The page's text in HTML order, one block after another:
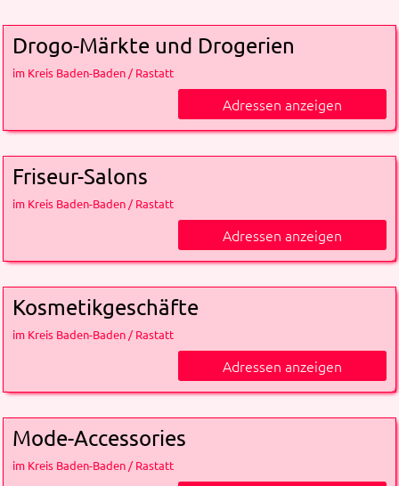
Drogo-Märkte und Drogerien
im Kreis Baden-Baden / Rastatt
Adressen anzeigen
Friseur-Salons
im Kreis Baden-Baden / Rastatt
Adressen anzeigen
Kosmetikgeschäfte
im Kreis Baden-Baden / Rastatt
Adressen anzeigen
Mode-Accessories
im Kreis Baden-Baden / Rastatt